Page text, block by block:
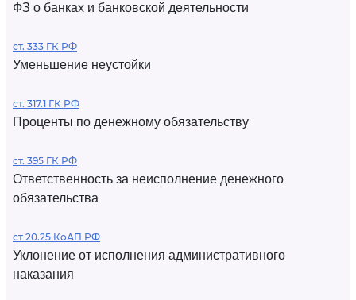
ФЗ о банках и банковской деятельности
ст. 333 ГК РФ
Уменьшение неустойки
ст. 317.1 ГК РФ
Проценты по денежному обязательству
ст. 395 ГК РФ
Ответственность за неисполнение денежного
обязательства
ст 20.25 КоАП РФ
Уклонение от исполнения административного
наказания